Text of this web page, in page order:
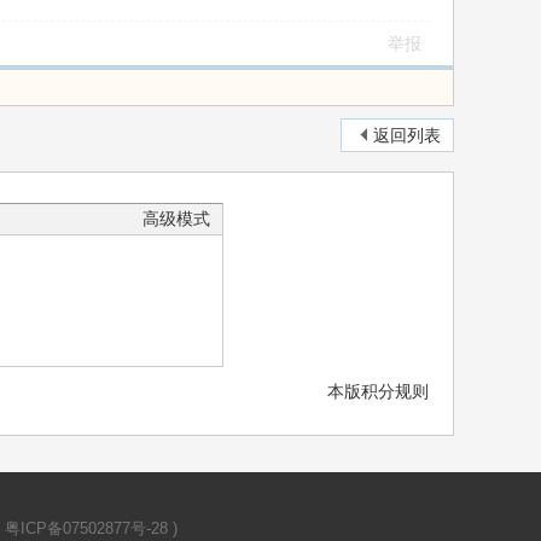
举报
返回列表
高级模式
本版积分规则
粤ICP备07502877号-28 )